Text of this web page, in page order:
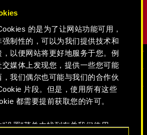
的是为了让网站功能可用，
制性的，可以为我们提供技术和
以便网站将更好地服务于您。例
媒体上发现您，提供一些您可能
我们偶尔也可能与我们的合作伙
片段。但是，使用所有这些
都需要提前获取您的许可。
设置"菜单中找到有关我们使用
媒体
博朋克2077》